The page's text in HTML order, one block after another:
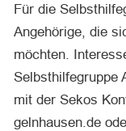
Für die
Angehörige, die
möchten.
Selbsthilfegruppe
mit der Sekos
gelnhausen.de